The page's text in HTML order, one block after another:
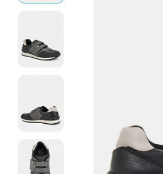
Адреса магазинов